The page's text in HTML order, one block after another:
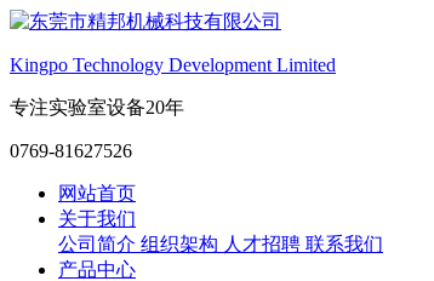
Kingpo Technology Development Limited
专注实验室设备20年
0769-81627526
网站首页
关于我们
公司简介 组织架构 人才招聘 联系我们
产品中心